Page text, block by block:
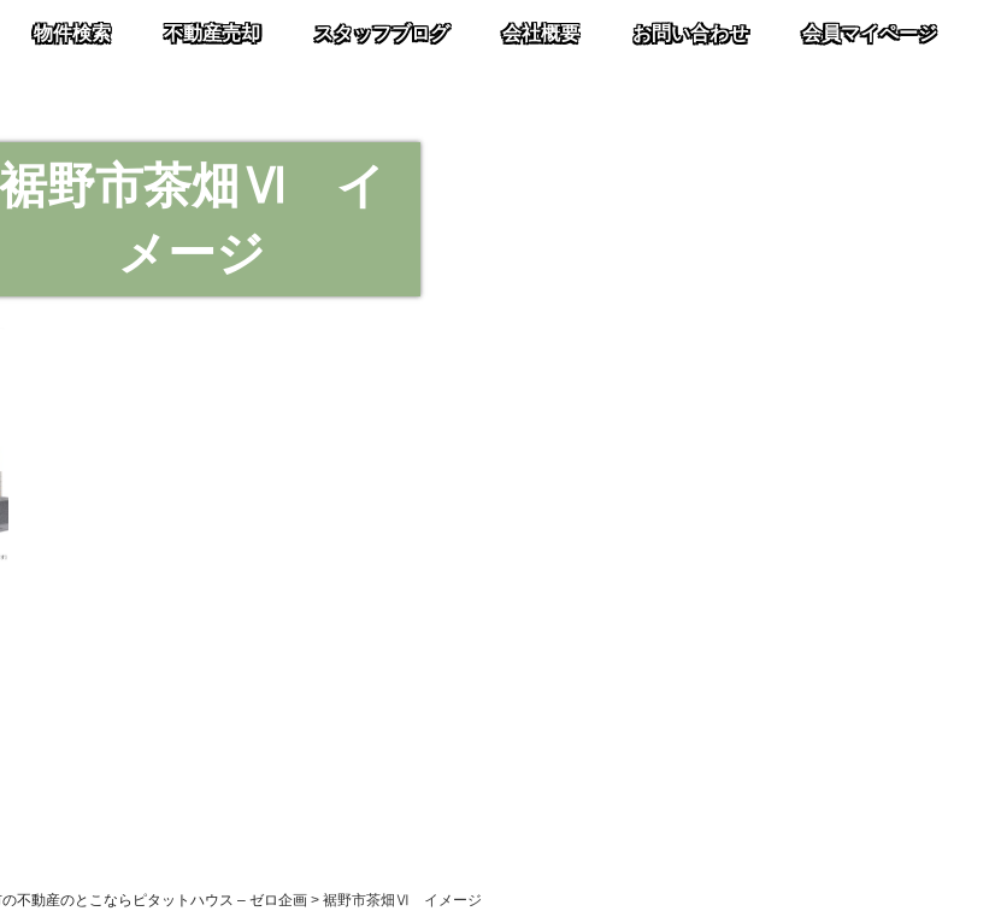
物件検索 不動産売却 スタッフブログ 会社概要 お問い合わせ 会員マイページ
野市茶畑Ⅵ イ
メージ
不動産のとこならピタットハウス – ゼロ企画 > 裾野市茶畑Ⅵ イメージ